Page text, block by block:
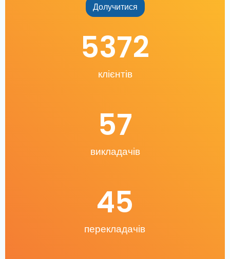
Долучитися
клієнтів
5372
викладачів
57
перекладачів
45